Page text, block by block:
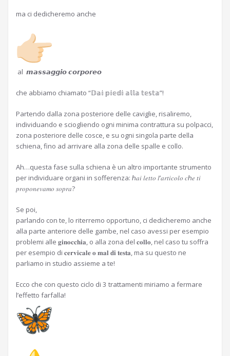
ma ci dedicheremo anche
al 𝙢𝙖𝙨𝙨𝙖𝙜𝙜𝙞𝙤 𝙘𝙤𝙧𝙥𝙤𝙧𝙚𝙤
che abbiamo chiamato “𝔻𝕒𝕚 𝕡𝕚𝕖𝕕𝕚 𝕒𝕝𝕝𝕒 𝕥𝕖𝕤𝕥𝕒”!
Partendo dalla zona posteriore delle caviglie, risaliremo,
individuando e sciogliendo ogni minima contrattura su polpacci,
zona posteriore delle cosce, e su ogni singola parte della
schiena, fino ad arrivare alla zona delle spalle e collo.
Ah…questa fase sulla schiena è un altro importante strumento
per individuare organi in sofferenza: ℎ𝑎𝑖 𝑙𝑒𝑡𝑡𝑜 𝑙’𝑎𝑟𝑡𝑖𝑐𝑜𝑙𝑜 𝑐ℎ𝑒 𝑡𝑖
𝑝𝑟𝑜𝑝𝑜𝑛𝑒𝑣𝑎𝑚𝑜 𝑠𝑜𝑝𝑟𝑎?
Se poi,
parlando con te, lo riterremo opportuno, ci dedicheremo anche
alla parte anteriore delle gambe, nel caso avessi per esempio
problemi alle 𝐠𝐢𝐧𝐨𝐜𝐜𝐡𝐢𝐚, o alla zona del 𝐜𝐨𝐥𝐥𝐨, nel caso tu soffra
per esempio di 𝐜𝐞𝐫𝐯𝐢𝐜𝐚𝐥𝐞 𝐨 𝐦𝐚𝐥 𝐝𝐢 𝐭𝐞𝐬𝐭𝐚, ma su questo ne
parliamo in studio assieme a te!
Ecco che con questo ciclo di 3 trattamenti miriamo a fermare
l’effetto farfalla!